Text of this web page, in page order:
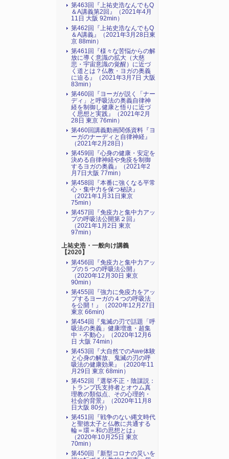
第463回『上祐史浩なんでもQ
＆A講義第2回』（2021年4月
11日 大阪 92min）
第462回『上祐史浩なんでもQ
＆A講義』（2021年3月28日東
京 88min）
第461回『様々な苦悩からの解
放に導く意識の拡大（大慈
悲・宇宙意識の覚醒）に近づ
く道とは？仏教・ヨガの奥義
に迫る』（2021年3月7日 大阪
83min）
第460回『ヨーガが説く「ナー
ディ」と呼吸法の奥義自律神
経を制御し健康と悟りに近づ
く思想と実践』（2021年2月
28日 東京 76min）
第460回講義動画関係資料『ヨ
ーガのナーディと自律神経』
（2021年2月28日）
第459回『心身の健康・安定を
決める自律神経や免疫を制御
するヨガの奥義』（2021年2
月7日大阪 77min）
第458回『本番に強くなる平常
心・集中力を保つ秘訣』
（2021年1月31日東京
75min）
第457回『免疫力と集中力アッ
プの呼吸法公開第２回』
（2021年1月2日 東京
97min）
上祐史浩・一般向け講義
【2020】
第456回『免疫力と集中力アッ
プの５つの呼吸法公開』
（2020年12月30日 東京
90min）
第455回『強力に免疫力をアッ
プするヨーガの４つの呼吸法
を公開！』（2020年12月27日
東京 66min)
第454回『鬼滅の刃で話題「呼
吸法の奥義」健康増進・超集
中・不動心』（2020年12月6
日 大阪 74min）
第453回『大自然でのAwe体験
と心身の解放、鬼滅の刃の呼
吸法の健康効果』（2020年11
月29日 東京 68min）
第452回『選挙不正・陰謀説：
トランプ氏支持者とオウム真
理教の類似点、その心理的・
社会的背景』（2020年11月8
日大阪 80分）
第451回『戦争のない縄文時代
と聖徳太子と仏教に共通する
輪＝環＝和の思想とは』
（2020年10月25日 東京
70min）
第450回『新型コロナの災いを